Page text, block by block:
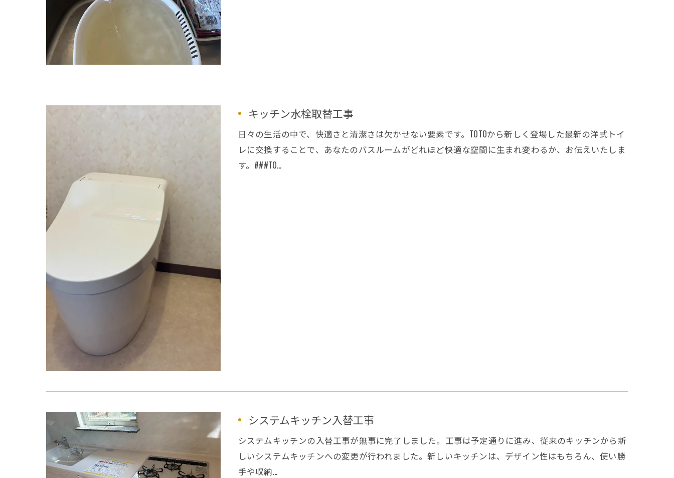
キッチン水栓取替工事
日々の生活の中で、快適さと清潔さは欠かせない要素です。TOTOから新しく登場した最新の洋式トイ
レに交換することで、あなたのバスルームがどれほど快適な空間に生まれ変わるか、お伝えいたしま
す。###TO…
システムキッチン入替工事
システムキッチンの入替工事が無事に完了しました。工事は予定通りに進み、従来のキッチンから新
しいシステムキッチンへの変更が行われました。新しいキッチンは、デザイン性はもちろん、使い勝
手や収納…